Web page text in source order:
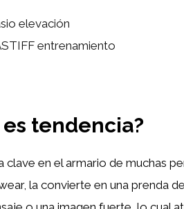
elevación
entrenamiento
tendencia?
clave en el armario de muchas
la convierte en una prenda